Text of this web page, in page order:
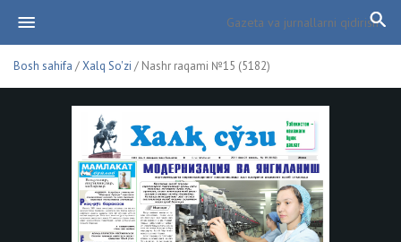
Bosh sahifa /Xalq So'zi / Nashr raqami №15 (5182)